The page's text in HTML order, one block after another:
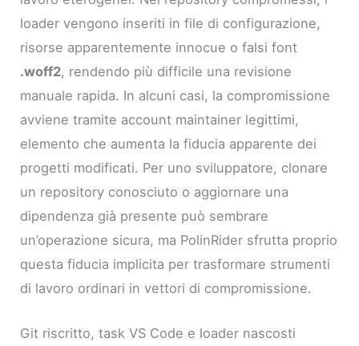
loader vengono inseriti in file di configurazione,
risorse apparentemente innocue o falsi font
.woff2, rendendo più difficile una revisione
manuale rapida. In alcuni casi, la compromissione
avviene tramite account maintainer legittimi,
elemento che aumenta la fiducia apparente dei
progetti modificati. Per uno sviluppatore, clonare
un repository conosciuto o aggiornare una
dipendenza già presente può sembrare
un’operazione sicura, ma PolinRider sfrutta proprio
questa fiducia implicita per trasformare strumenti
di lavoro ordinari in vettori di compromissione.
Git riscritto, task VS Code e loader nascosti